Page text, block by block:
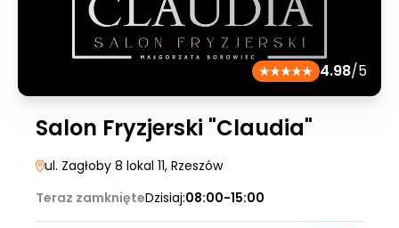
4.98/5
Salon Fryzjerski "Claudia"
ul. Zagłoby 8 lokal 11, Rzeszów
Teraz zamknięteDzisiaj:08:00-15:00